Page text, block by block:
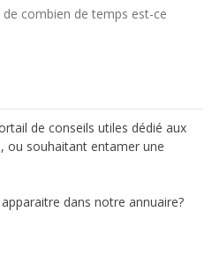
combien de temps est-ce
de conseils utiles dédié aux
ou souhaitant entamer une
dans notre annuaire?